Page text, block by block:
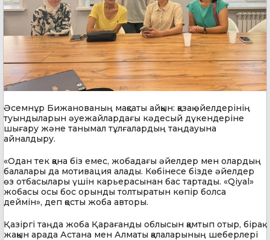
Әсемнұр Бижанованың мақсаты айқын: қазақ әйелдерінің
туындыларын әуежайлардағы кәдесый дүкендеріне
шығару және танымал тұлғалардың таңдауына
айналдыру.
«Одан тек қана біз емес, жобадағы әйелдер мен олардың
балалары да мотивация алады. Көбінесе бізде әйелдер
өз отбасылары үшін карьерасынан бас тартады. «Qiyal»
жобасы осы бос орынды толтыратын көпір болса
деймін», деп қосты жоба авторы.
Қазіргі таңда жоба Қарағанды облысын қамтып отыр, бірақ
жақын арада Астана мен Алматы қалаларының шеберлері